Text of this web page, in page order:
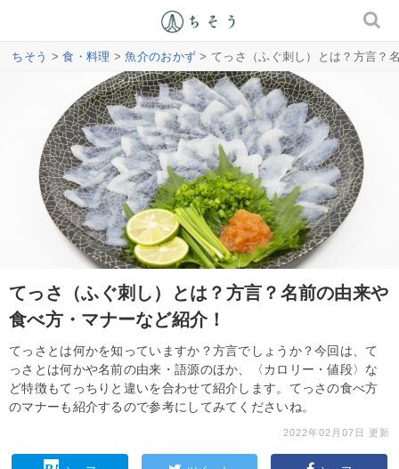
ちそう >食・料理 >魚介のおかず > てっさ（ふぐ刺し）とは？方言？
てっさ（ふぐ刺し）とは？方言？名前の由来や
食べ方・マナーなど紹介！
てっさとは何かを知っていますか？方言でしょうか？今回は、て
っさとは何かや名前の由来・語源のほか、〈カロリー・値段〉な
ど特徴もてっちりと違いを合わせて紹介します。てっさの食べ方
のマナーも紹介するので参考にしてみてくださいね。
2022年02月07日 更新